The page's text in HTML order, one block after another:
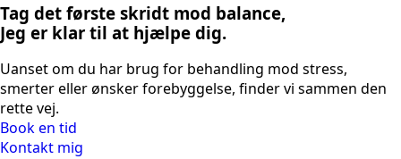
Tag det første skridt mod balance,
Jeg er klar til at hjælpe dig.
Uanset om du har brug for behandling mod stress,
smerter eller ønsker forebyggelse, finder vi sammen den
rette vej.
Book en tid
Kontakt mig